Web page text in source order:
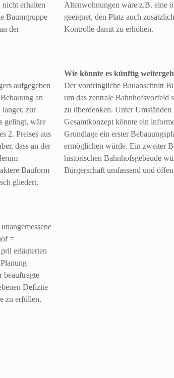
erhalten
Baumgruppe
der
Altenwohnungen wäre z.B. eine
geeignet, den Platz auch
Kontrolle damit zu erhöhen.
aufgegeben
an
langer, zur
gelingt, wäre
2. Preises aus
dass an der
Bauform
gliedert.
Wie könnte es künftig
Der vordringliche Bauabschnitt
um das zentrale Bahnhofsvorfeld
zu überdenken. Unter
Gesamtkonzept könnte ein
Grundlage ein erster
ermöglichen würde. Ein zweiter
historischen Bahnhofsgebäude
Bürgerschaft umfassend und
=
erläuterten
beauftragte
Defizite
zu erfüllen.